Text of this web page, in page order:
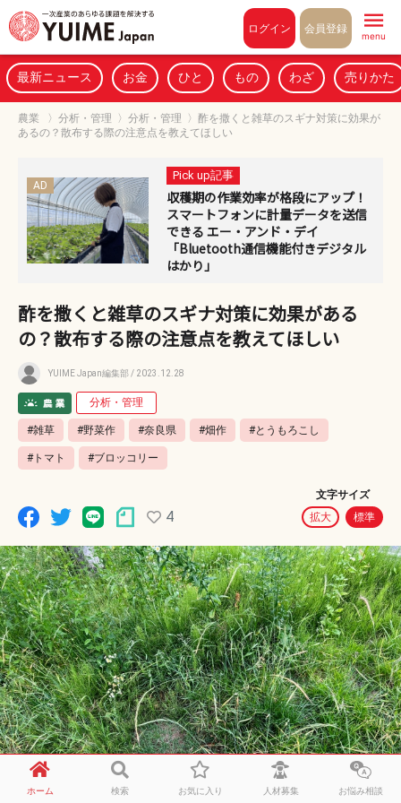
ログイン 会員登録
menu
最新ニュース お金 ひと もの わざ 売りかた
農業 〉 分析・管理 〉 分析・管理 〉 酢を撒くと雑草のスギナ対策に効果が
あるの？散布する際の注意点を教えてほしい
AD
Pick up記事
収穫期の作業効率が格段にアップ！
スマートフォンに計量データを送信
できる エー・アンド・デイ
「Bluetooth通信機能付きデジタル
はかり」
酢を撒くと雑草のスギナ対策に効果がある
の？散布する際の注意点を教えてほしい
YUIME Japan編集部 / 2023.12.28
分析・管理
#雑草 #野菜作 #奈良県 #畑作 #とうもろこし
#トマト #ブロッコリー
4
文字サイズ
拡大
標準
ホーム 検索 お気に入り 人材募集 お悩み相談